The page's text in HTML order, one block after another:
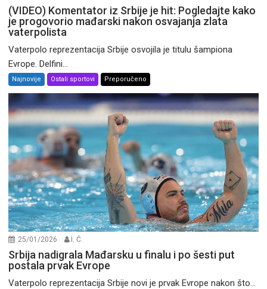
(VIDEO) Komentator iz Srbije je hit: Pogledajte kako
je progovorio mađarski nakon osvajanja zlata
vaterpolista
Vaterpolo reprezentacija Srbije osvojila je titulu šampiona
Evrope. Delfini...
Najnovije Ostali sportovi Preporučeno
25/01/2026 I. Ć.
Srbija nadigrala Mađarsku u finalu i po šesti put
postala prvak Evrope
Vaterpolo reprezentacija Srbije novi je prvak Evrope nakon što...